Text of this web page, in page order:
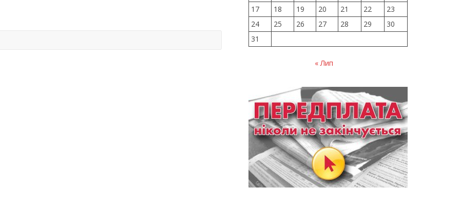
17
18 19 20 21 22
23
24
25 26 27 28 29
30
31
« Лип